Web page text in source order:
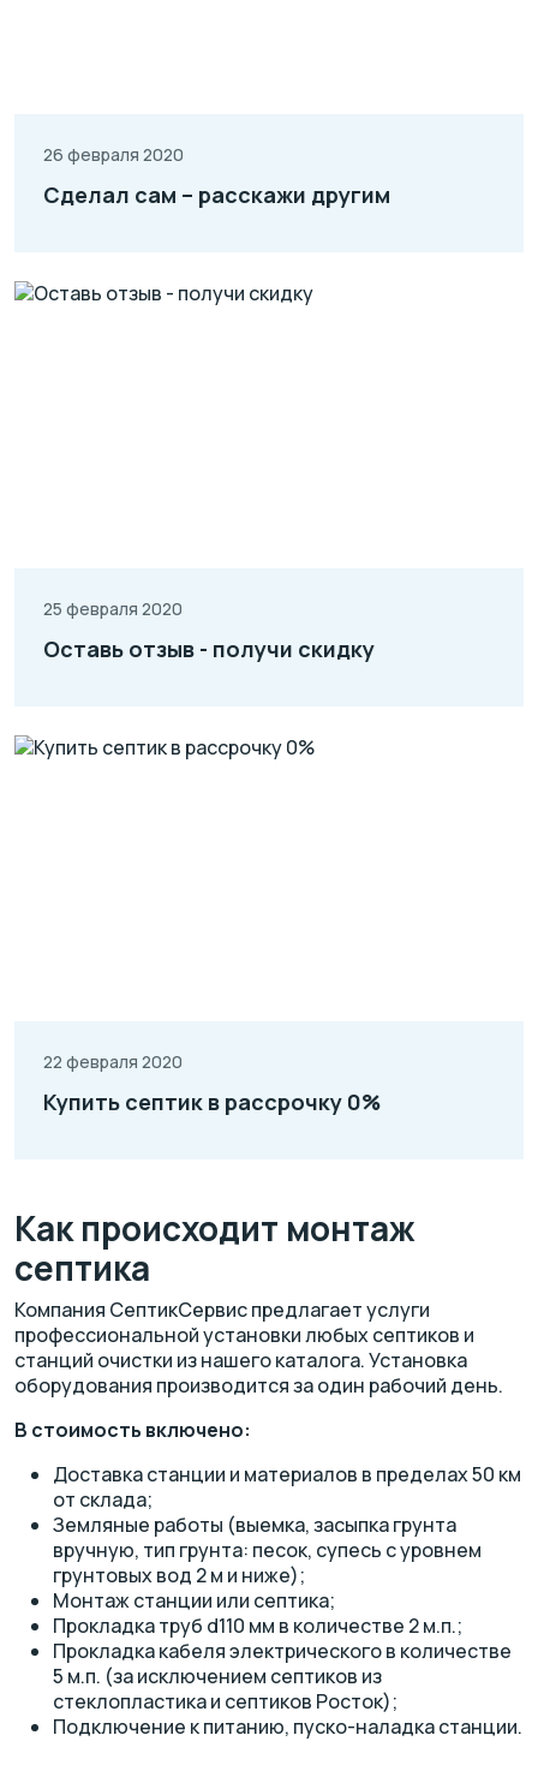
26 февраля 2020
Сделал сам – расскажи другим
25 февраля 2020
Оставь отзыв - получи скидку
22 февраля 2020
Купить септик в рассрочку 0%
Как происходит монтаж
септика
Компания СептикСервис предлагает услуги
профессиональной установки любых септиков и
станций очистки из нашего каталога. Установка
оборудования производится за один рабочий день.
В стоимость включено:
Доставка станции и материалов в пределах 50 км
от склада;
Земляные работы (выемка, засыпка грунта
вручную, тип грунта: песок, супесь с уровнем
грунтовых вод 2 м и ниже);
Монтаж станции или септика;
Прокладка труб d110 мм в количестве 2 м.п.;
Прокладка кабеля электрического в количестве
5 м.п. (за исключением септиков из
стеклопластика и септиков Росток);
Подключение к питанию, пуско-наладка станции.
Разметка котлована
и трассировка труб на участке
1 час